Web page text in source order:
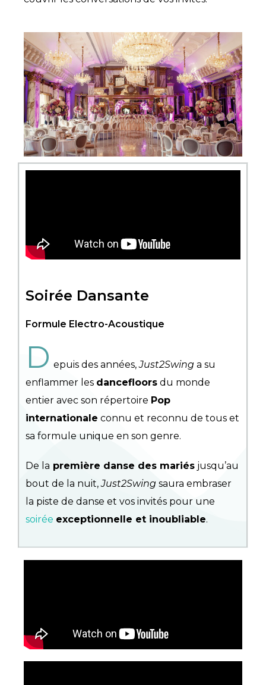
Soirée Dansante
Formule Electro-Acoustique
D epuis des années,Just2Swing a su
enflammer les dancefloors du monde
entier avec son répertoire Pop
internationale connu et reconnu de tous et
sa formule unique en son genre.
De la première danse des mariés jusqu’au
bout de la nuit,Just2Swing saura embraser
la piste de danse et vos invités pour une
soirée exceptionnelle et inoubliable.